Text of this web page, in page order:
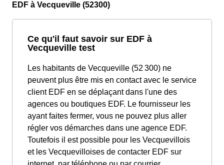
EDF à Vecqueville (52300)
Ce qu'il faut savoir sur EDF à
Vecqueville test
Les habitants de Vecqueville (52 300) ne
peuvent plus être mis en contact avec le service
client EDF en se déplaçant dans l'une des
agences ou boutiques EDF. Le fournisseur les
ayant faites fermer, vous ne pouvez plus aller
régler vos démarches dans une agence EDF.
Toutefois il est possible pour les Vecquevillois
et les Vecquevilloises de contacter EDF sur